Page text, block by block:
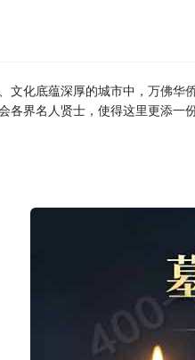
文化底蕴深厚的城市中， 万佛华
各界名人贤士，使得这里更添一